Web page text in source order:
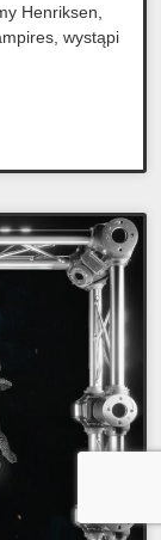
Henriksen,
wystąpi